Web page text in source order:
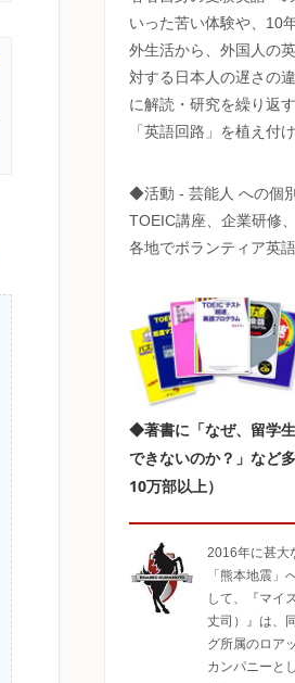
いった苦い体験や、10
外生活から、外国人の
対する日本人の遅さの
に解読・研究を繰り返
「英語回路」を植え付
◆活動 - 芸能人 への個
TOEIC講座、企業研修
各地でボランティア英語
◆著書に「なぜ、留学
できないのか？」など
10万部以上）
2016年に甚大
「熊本地震」
して、『マイ
丈司）』は、
グ所属のロア
カンパニーと